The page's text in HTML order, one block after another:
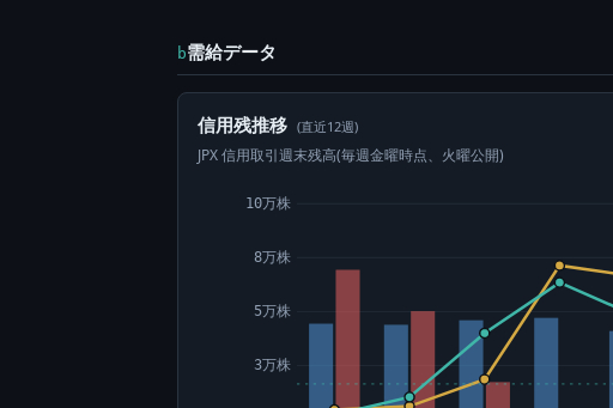
b需給データ
信用残推移 (直近12週)
JPX 信用取引週末残高(毎週金曜時点、火曜公開)
3万株
5万株
8万株
10万株